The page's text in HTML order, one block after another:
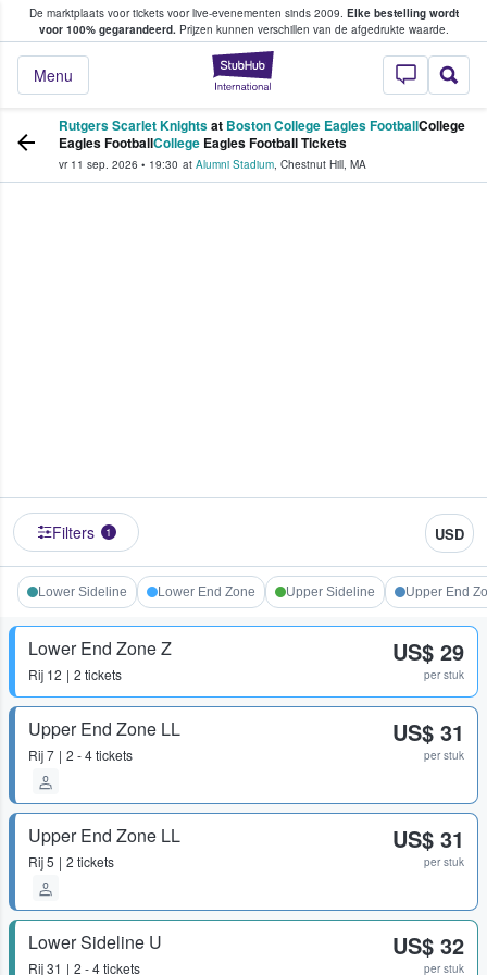
De marktplaats voor tickets voor live-evenementen sinds 2009. Elke bestelling wordt
voor 100% gegarandeerd.Prijzen kunnen verschillen van de afgedrukte waarde.
StubHub: waar
Menu
tickets kopen en verkopen
Rutgers Scarlet Knightsat Boston College Eagles FootballCollege
Eagles FootballCollege Eagles Football Tickets
vr 11 sep. 2026 • 19:30 at Alumni Stadium, Chestnut Hill, MA
Filters 1 USD
Lower Sideline Lower End Zone Upper Sideline Upper End
Lower End Zone Z
Rij 12 2 tickets
US$ 29
per stuk
Upper End Zone LL
Rij7 2 - 4 tickets
US$ 31
per stuk
Upper End Zone LL
Rij5 2 tickets
US$ 31
per stuk
Lower Sideline U
Rij31 2 - 4 tickets
US$ 32
per stuk